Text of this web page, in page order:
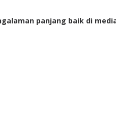
panjang baik di